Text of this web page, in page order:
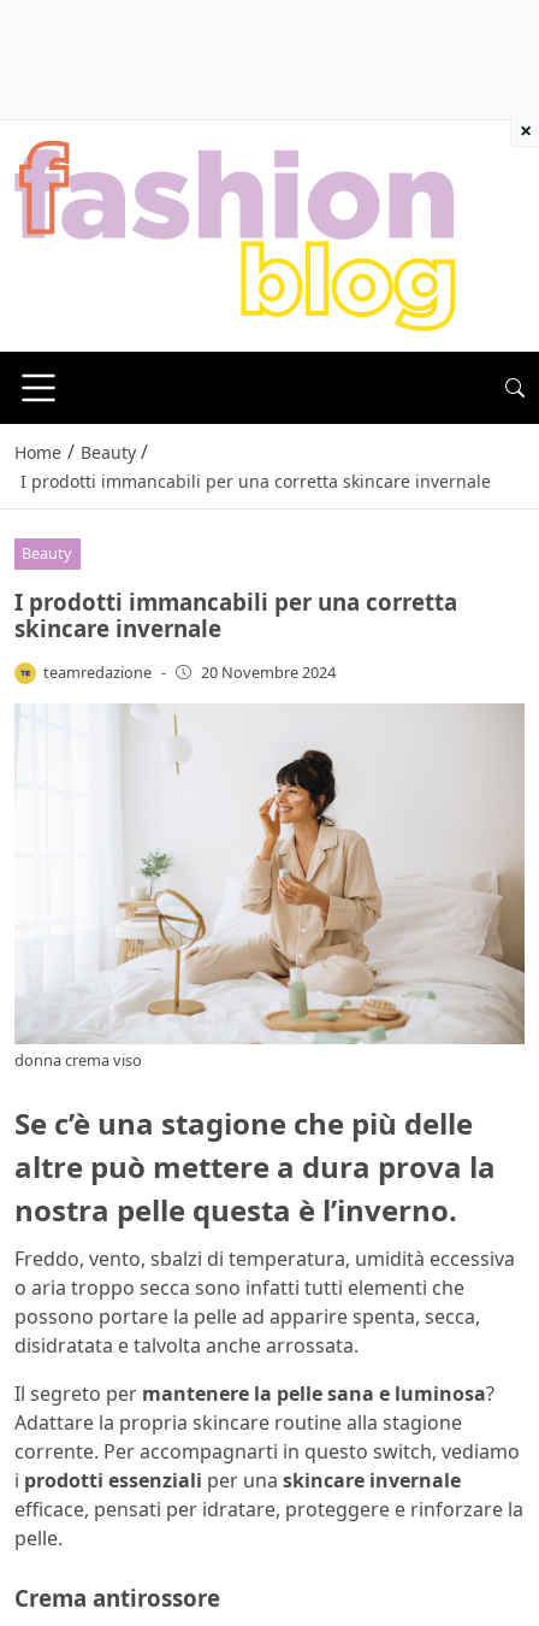
Home / Beauty /
I prodotti immancabili per una corretta skincare invernale
Beauty
I prodotti immancabili per una corretta
skincare invernale
teamredazione - 20 Novembre 2024
donna crema viso
Se c’è una stagione che più delle
altre può mettere a dura prova la
nostra pelle questa è l’inverno.
Freddo, vento, sbalzi di temperatura, umidità eccessiva
o aria troppo secca sono infatti tutti elementi che
possono portare la pelle ad apparire spenta, secca,
disidratata e talvolta anche arrossata.
Il segreto per mantenere la pelle sana e luminosa?
Adattare la propria skincare routine alla stagione
corrente. Per accompagnarti in questo switch, vediamo
i prodotti essenziali per una skincare invernale
efficace, pensati per idratare, proteggere e rinforzare la
pelle.
Crema antirossore
×